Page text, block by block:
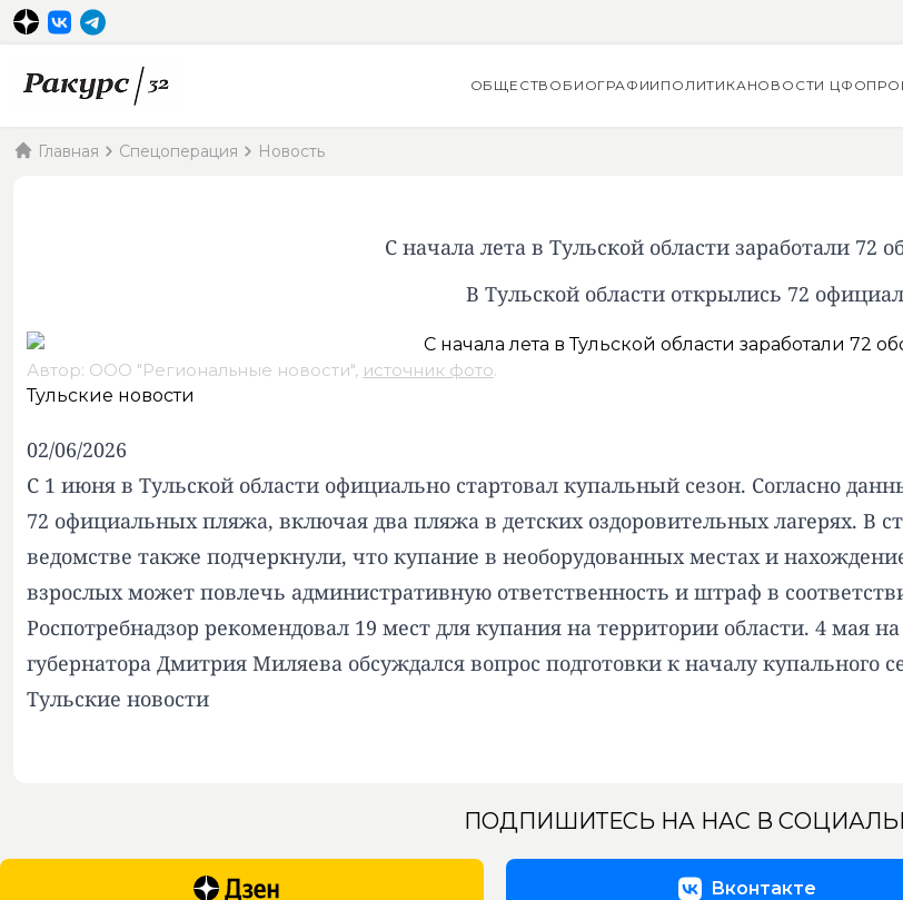
ОБЩЕСТВО БИОГРАФИИ ПОЛИТИКАНОВОСТИ ЦФО
Главная Спецоперация Новость
С начала лета в Тульской области заработали 72
В Тульской области открылись 72
Автор: ООО "Региональные новости", источник фото.
Тульские новости
02/06/2026
С 1 июня в Тульской области официально стартовал купальный сезон. Согласно
72 официальных пляжа, включая два пляжа в детских оздоровительных лагерях. В
ведомстве также подчеркнули, что купание в необорудованных местах и
взрослых может повлечь административную ответственность и штраф в
Роспотребнадзор рекомендовал 19 мест для купания на территории области. 4 мая
губернатора Дмитрия Миляева обсуждался вопрос подготовки к началу купального
Тульские новости
ПОДПИШИТЕСЬ НА НАС В
Вконтакте